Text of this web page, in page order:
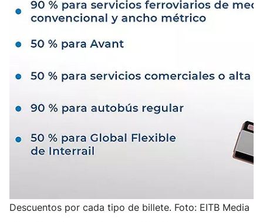
Descuentos por cada tipo de billete. Foto: EITB Media